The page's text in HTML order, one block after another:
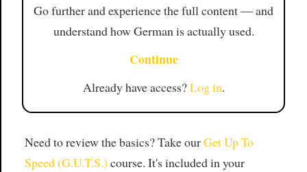
Go further and experience the full content — and
understand how German is actually used.
Continue
Already have access?Log in.
Need to review the basics? Take ourGet Up To
Speed (G.U.T.S.) course. It's included in your